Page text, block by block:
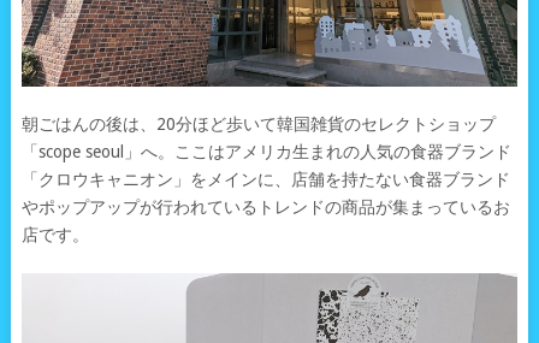
朝ごはんの後は、20分ほど歩いて韓国雑貨のセレクトショップ
「scope seoul」へ。ここはアメリカ生まれの人気の食器ブランド
「クロウキャニオン」をメインに、店舗を持たない食器ブランド
やポップアップが行われているトレンドの商品が集まっているお
店です。